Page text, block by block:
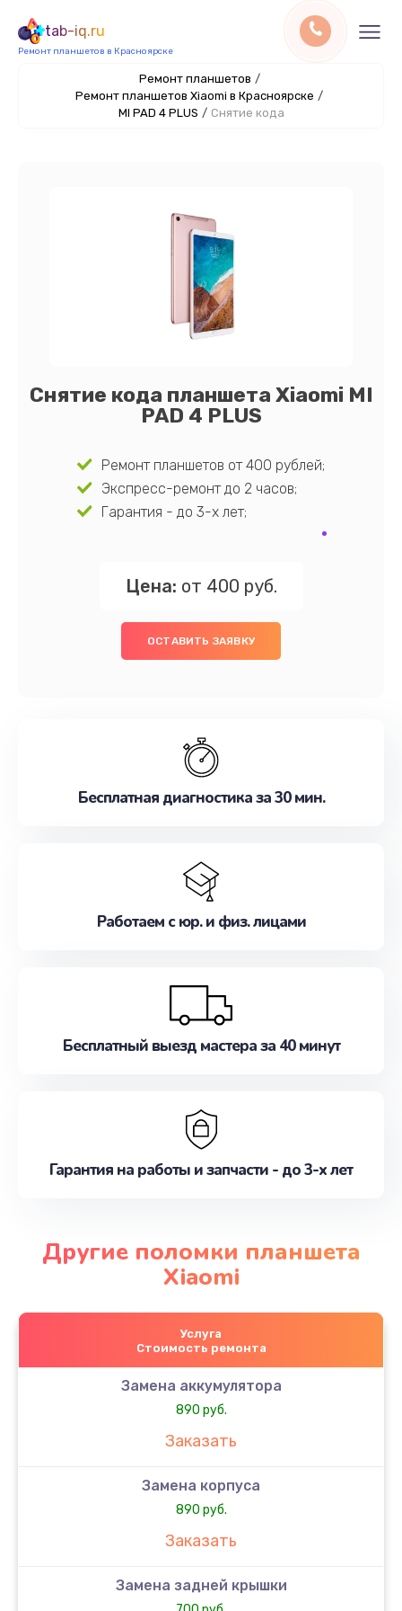
tab-iq.ru
Ремонт планшетов в Красноярске
Ремонт планшетов /
Ремонт планшетов Xiaomi в Красноярске /
MI PAD 4 PLUS / Снятие кода
Снятие кода планшета Xiaomi MI
PAD 4 PLUS
Ремонт планшетов от 400 рублей;
Экспресс-ремонт до 2 часов;
Гарантия - до 3-х лет;
Цена: от 400 руб.
ОСТАВИТЬ ЗАЯВКУ
Бесплатная диагностика за 30 мин.
Работаем с юр. и физ. лицами
Бесплатный выезд мастера за 40 минут
Гарантия на работы и запчасти - до 3-х лет
Другие поломки планшета
Xiaomi
Услуга
Стоимость ремонта
Замена аккумулятора
890 руб.
Заказать
Замена корпуса
890 руб.
Заказать
Замена задней крышки